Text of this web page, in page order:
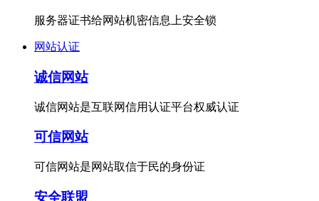
服务器证书给网站机密信息上安全锁
网站认证
诚信网站
诚信网站是互联网信用认证平台权威认证
可信网站
可信网站是网站取信于民的身份证
安全联盟